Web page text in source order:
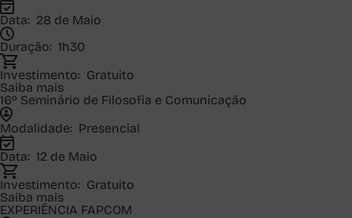
Data: 28 de Maio
Duração: 1h30
Investimento: Gratuito
Saiba mais
16º Seminário de Filosofia e Comunicação
Modalidade: Presencial
Data: 12 de Maio
Investimento: Gratuito
Saiba mais
EXPERIÊNCIA FAPCOM